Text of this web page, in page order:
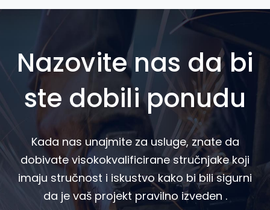
Nazovite nas da bi
ste dobili ponudu
Kada nas unajmite za usluge, znate da
dobivate visokokvalificirane stručnjake koji
imaju stručnost i iskustvo kako bi bili sigurni
da je vaš projekt pravilno izveden .